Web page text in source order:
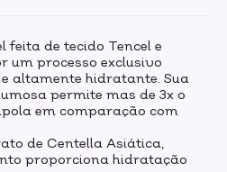
feita de tecido Tencel e
um processo exclusivo
altamente hidratante. Sua
permite mas de 3x o
em comparação com
de Centella Asiática,
proporciona hidratação